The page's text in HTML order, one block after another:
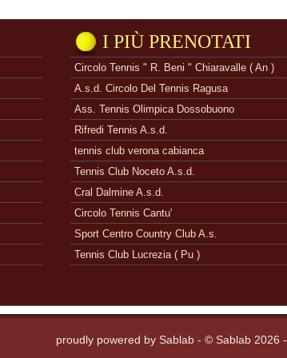
I PIÙ PRENOTATI
Circolo Tennis " R. Beni " Chiaravalle ( An )
A.s.d. Circolo Del Tennis Ragusa
Ass. Tennis Olimpica Dossobuono
Rifredi Tennis A.s.d.
tennis club verona cabianca
Tennis Club Noceto A.s.d.
Cral Dalmine A.s.d.
Circolo Tennis Cantu'
Sport Centro Country Club A.s.
Tennis Club Lucrezia ( Pu )
proudly powered by Sablab - © Sablab 2026 -